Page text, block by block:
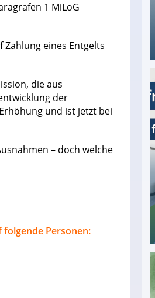
1 MiLoG
eines Entgelts
die aus
der
und ist jetzt bei
– doch welche
Personen:
als Tagger für Netflix